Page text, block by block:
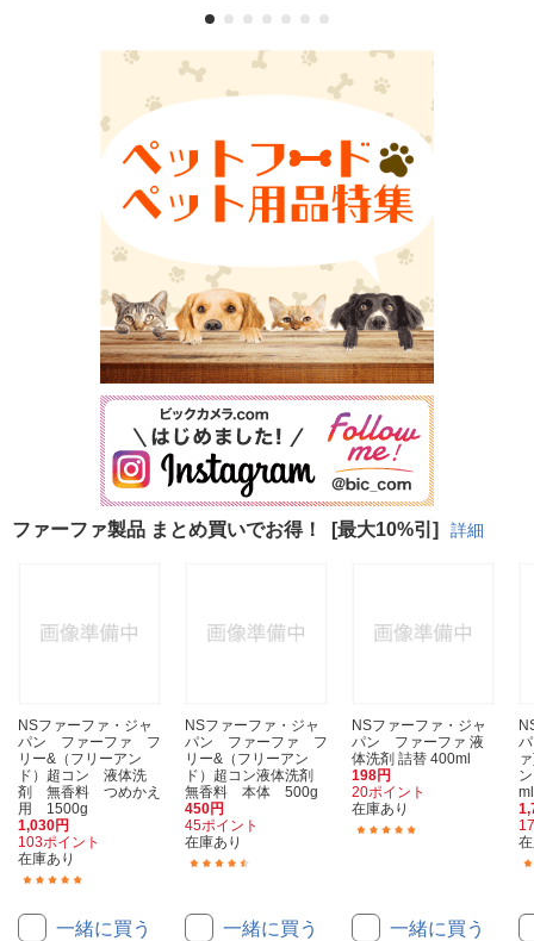
ファーファ製品 まとめ買いでお得！ [最大10%引] 詳細
NSファーファ・ジャ
パン ファーファ フ
リー&（フリーアン
ド）超コン 液体洗
剤 無香料 つめかえ
用 1500g
1,030円
103ポイント
在庫あり
一緒に買う
NSファーファ・ジャ
パン ファーファ フ
リー&（フリーアン
ド）超コン液体洗剤
無香料 本体 500g
450円
45ポイント
在庫あり
一緒に買う
NSファーファ・ジャ
パン ファーファ 液
体洗剤 詰替 400ml
198円
20ポイント
在庫あり
一緒に買う